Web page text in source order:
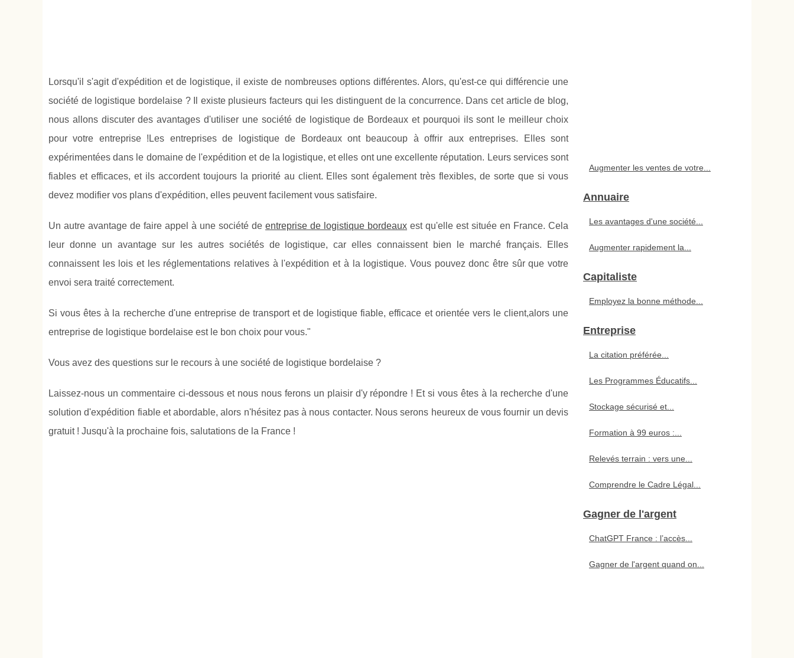
Lorsqu'il s'agit d'expédition et de logistique, il existe de nombreuses options différentes. Alors, qu'est-ce qui différencie une
société de logistique bordelaise ? Il existe plusieurs facteurs qui les distinguent de la concurrence. Dans cet article de blog,
nous allons discuter des avantages d'utiliser une société de logistique de Bordeaux et pourquoi ils sont le meilleur choix
pour votre entreprise !Les entreprises de logistique de Bordeaux ont beaucoup à offrir aux entreprises. Elles sont
expérimentées dans le domaine de l'expédition et de la logistique, et elles ont une excellente réputation. Leurs services sont
fiables et efficaces, et ils accordent toujours la priorité au client. Elles sont également très flexibles, de sorte que si vous
devez modifier vos plans d'expédition, elles peuvent facilement vous satisfaire.
Un autre avantage de faire appel à une société de entreprise de logistique bordeaux est qu'elle est située en France. Cela
leur donne un avantage sur les autres sociétés de logistique, car elles connaissent bien le marché français. Elles
connaissent les lois et les réglementations relatives à l'expédition et à la logistique. Vous pouvez donc être sûr que votre
envoi sera traité correctement.
Si vous êtes à la recherche d'une entreprise de transport et de logistique fiable, efficace et orientée vers le client,alors une
entreprise de logistique bordelaise est le bon choix pour vous."
Vous avez des questions sur le recours à une société de logistique bordelaise ?
Laissez-nous un commentaire ci-dessous et nous nous ferons un plaisir d'y répondre ! Et si vous êtes à la recherche d'une
solution d'expédition fiable et abordable, alors n'hésitez pas à nous contacter. Nous serons heureux de vous fournir un devis
gratuit ! Jusqu'à la prochaine fois, salutations de la France !
Augmenter les ventes de votre...
Annuaire
Les avantages d'une société...
Augmenter rapidement la...
Capitaliste
Employez la bonne méthode...
Entreprise
La citation préférée...
Les Programmes Éducatifs...
Stockage sécurisé et...
Formation à 99 euros :...
Relevés terrain : vers une...
Comprendre le Cadre Légal...
Gagner de l'argent
ChatGPT France : l’accès...
Gagner de l'argent quand on...